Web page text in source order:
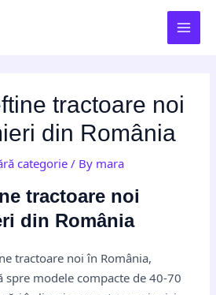
tractoare noi
din România
categorie/ By mara
tractoare noi
din România
tractoare noi în România,
spre modele compacte de 40-70